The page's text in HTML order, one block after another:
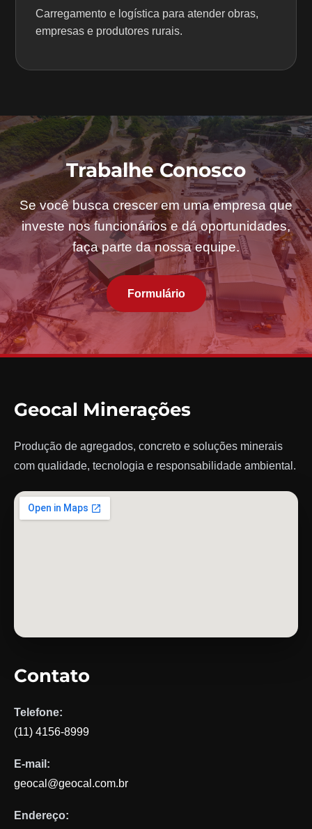
Carregamento e logística para atender obras,
empresas e produtores rurais.
Trabalhe Conosco
Se você busca crescer em uma empresa que
investe nos funcionários e dá oportunidades,
faça parte da nossa equipe.
Formulário
Geocal Minerações
Produção de agregados, concreto e soluções minerais
com qualidade, tecnologia e responsabilidade ambiental.
Contato
Telefone:
(11) 4156-8999
E-mail:
geocal@geocal.com.br
Endereço: